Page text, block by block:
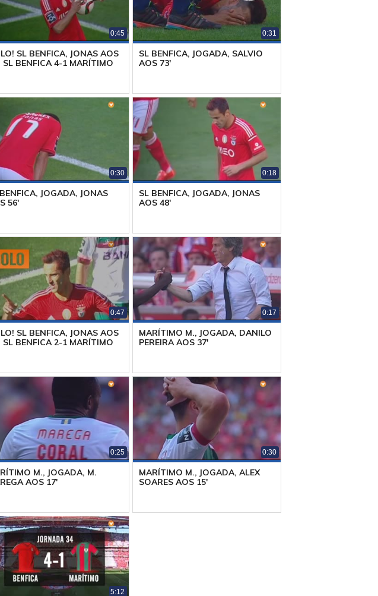
0:45
SL BENFICA, JONAS AOS
SL BENFICA 4-1 MARÍTIMO
0:31
SL BENFICA, JOGADA, SALVIO
AOS 73'
0:30
JOGADA, JONAS
56'
0:18
SL BENFICA, JOGADA, JONAS
AOS 48'
0:47
SL BENFICA, JONAS AOS
SL BENFICA 2-1 MARÍTIMO
0:17
MARÍTIMO M., JOGADA, DANILO
PEREIRA AOS 37'
0:25
M., JOGADA, M.
AOS 17'
0:30
MARÍTIMO M., JOGADA, ALEX
SOARES AOS 15'
5:12